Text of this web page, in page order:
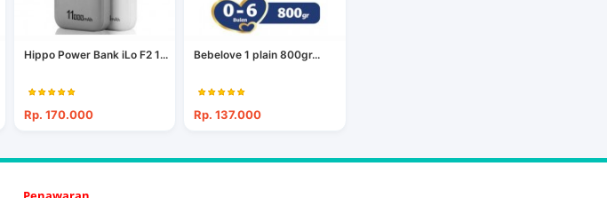
Hippo Power Bank iLo F2 1...
Rp. 170.000
Bebelove 1 plain 800gr...
Rp. 137.000